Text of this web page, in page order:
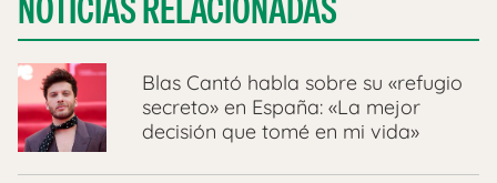
Blas Cantó habla sobre su «refugio
secreto» en España: «La mejor
decisión que tomé en mi vida»